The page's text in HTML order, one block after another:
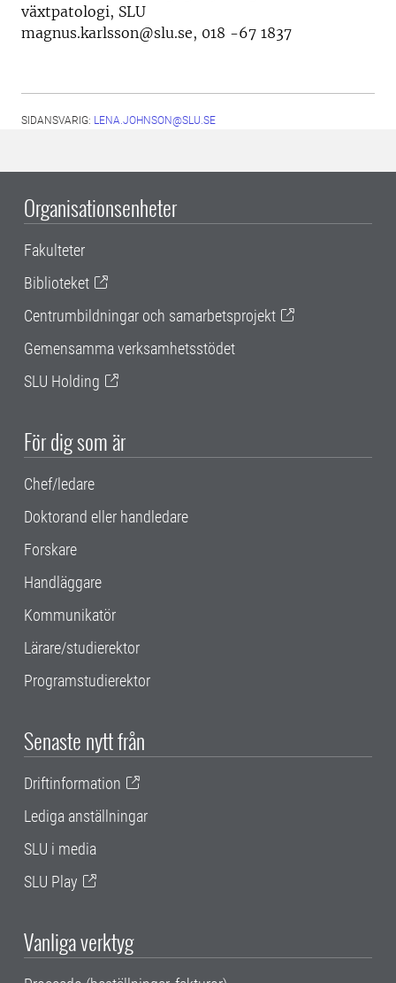
växtpatologi, SLU
magnus.karlsson@slu.se, 018 -67 1837
SIDANSVARIG: LENA.JOHNSON@SLU.SE
Organisationsenheter
Fakulteter
Biblioteket
Centrumbildningar och samarbetsprojekt
Gemensamma verksamhetsstödet
SLU Holding
För dig som är
Chef/ledare
Doktorand eller handledare
Forskare
Handläggare
Kommunikatör
Lärare/studierektor
Programstudierektor
Senaste nytt från
Driftinformation
Lediga anställningar
SLU i media
SLU Play
Vanliga verktyg